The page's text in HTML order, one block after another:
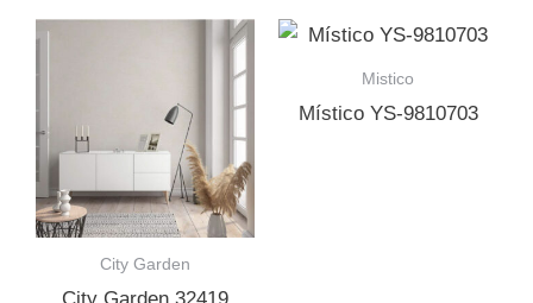
City Garden
Mistico
Místico YS-9810703